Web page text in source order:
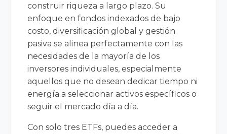
construir riqueza a largo plazo. Su
enfoque en fondos indexados de bajo
costo, diversificación global y gestión
pasiva se alinea perfectamente con las
necesidades de la mayoría de los
inversores individuales, especialmente
aquellos que no desean dedicar tiempo ni
energía a seleccionar activos específicos o
seguir el mercado día a día.
Con solo tres ETFs, puedes acceder a